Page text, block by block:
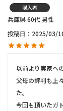
購入者
兵庫県60代 男性
投稿日
2025/03/
以前より実家へ
父母の評判も上
た。
今回も頂いたガ